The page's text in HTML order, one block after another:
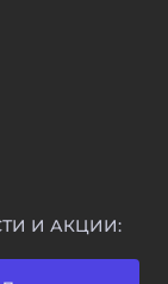
И АКЦИИ: